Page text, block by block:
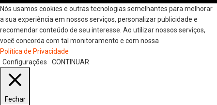
Nós usamos cookies e outras tecnologias semelhantes para melhorar
a sua experiência em nossos serviços, personalizar publicidade e
recomendar conteúdo de seu interesse. Ao utilizar nossos serviços,
você concorda com tal monitoramento e com nossa
Política de Privacidade
Configurações
CONTINUAR
Fechar